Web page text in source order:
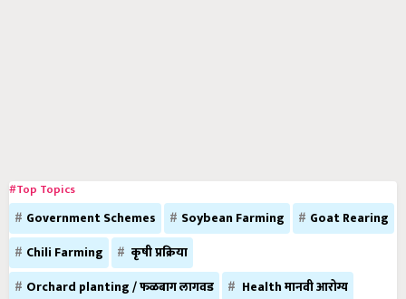
#Top Topics
Government Schemes Soybean Farming
Goat Rearing
Chili Farming
कृषी प्रक्रिया
Orchard planting / फळबाग लागवड
Health मानवी आरोग्य